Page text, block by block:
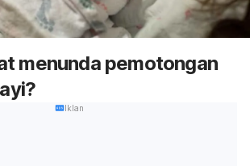
menunda pemotongan
Iklan